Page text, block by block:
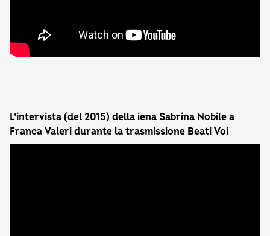
L’intervista (del 2015) della iena Sabrina Nobile a
Franca Valeri durante la trasmissione Beati Voi